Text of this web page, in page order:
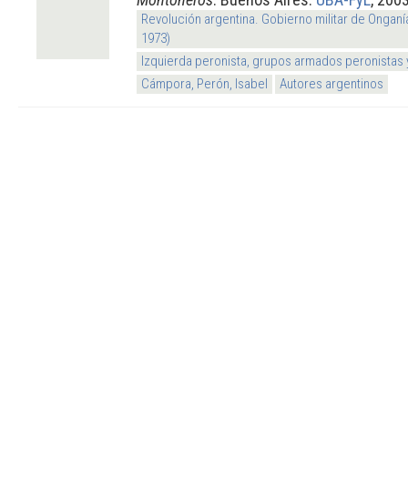
Revolución argentina. Gobierno militar de
1973)
Izquierda peronista, grupos armados
Cámpora, Perón, Isabel
Autores argentinos